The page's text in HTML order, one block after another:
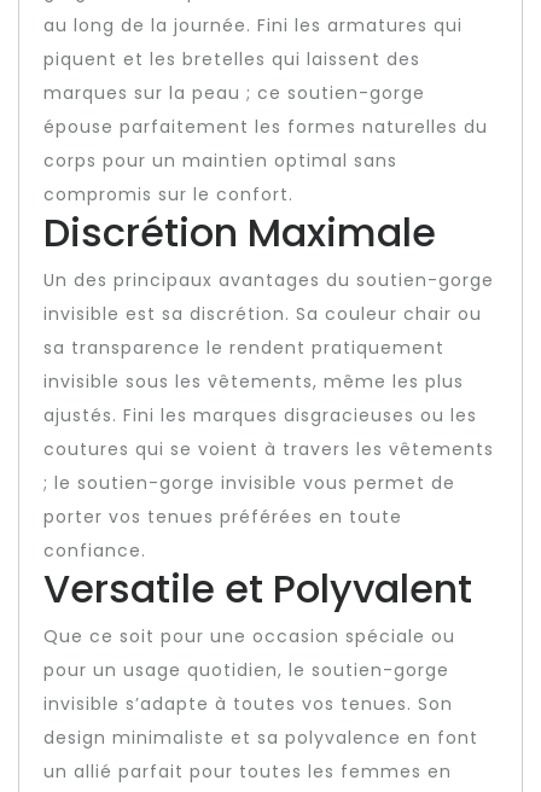
au long de la journée. Fini les armatures qui
piquent et les bretelles qui laissent des
marques sur la peau ; ce soutien-gorge
épouse parfaitement les formes naturelles du
corps pour un maintien optimal sans
compromis sur le confort.
Discrétion Maximale
Un des principaux avantages du soutien-gorge
invisible est sa discrétion. Sa couleur chair ou
sa transparence le rendent pratiquement
invisible sous les vêtements, même les plus
ajustés. Fini les marques disgracieuses ou les
coutures qui se voient à travers les vêtements
; le soutien-gorge invisible vous permet de
porter vos tenues préférées en toute
confiance.
Versatile et Polyvalent
Que ce soit pour une occasion spéciale ou
pour un usage quotidien, le soutien-gorge
invisible s’adapte à toutes vos tenues. Son
design minimaliste et sa polyvalence en font
un allié parfait pour toutes les femmes en